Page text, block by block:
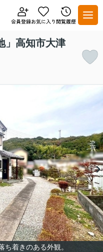
」高知市大津
ち着きのある外観。